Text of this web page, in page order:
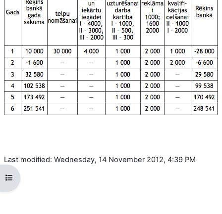
Open course index
Last modified: Wednesday, 14 November 2012, 4:39 PM